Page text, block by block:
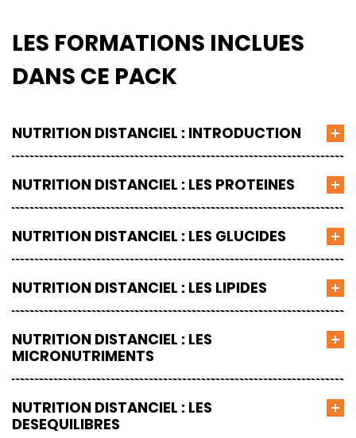
LES FORMATIONS INCLUES
DANS CE PACK
NUTRITION DISTANCIEL : INTRODUCTION
NUTRITION DISTANCIEL : LES PROTEINES
NUTRITION DISTANCIEL : LES GLUCIDES
NUTRITION DISTANCIEL : LES LIPIDES
NUTRITION DISTANCIEL : LES
MICRONUTRIMENTS
NUTRITION DISTANCIEL : LES
DESEQUILIBRES